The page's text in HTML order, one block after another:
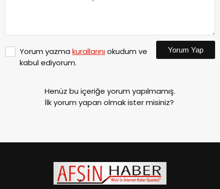
Yorum yazma kurallarınıokudum ve
kabul ediyorum.
Yorum Yap
Henüz bu içeriğe yorum yapılmamış.
İlk yorum yapan olmak ister misiniz?